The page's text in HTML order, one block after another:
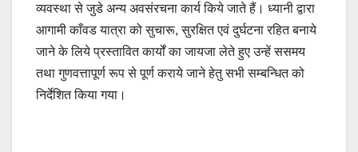
व्यवस्था से जुडे अन्य अवसंरचना कार्य किये जाते हैं। ध्यानी द्वारा
आगामी काँवड यात्रा को सुचारू, सुरक्षित एवं दुर्घटना रहित बनाये
जाने के लिये प्रस्तावित कार्यों का जायजा लेते हुए उन्हें ससमय
तथा गुणवत्तापूर्ण रूप से पूर्ण कराये जाने हेतु सभी सम्बन्धित को
निर्देशित किया गया।